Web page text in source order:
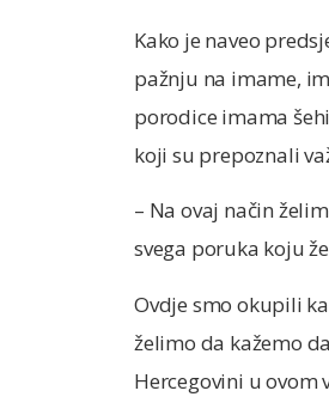
Kako je naveo
pažnju na imame,
porodice imama
koji su prepoznali
– Na ovaj način
svega poruka koju
Ovdje smo okupili
želimo da kažemo
Hercegovini u ovom